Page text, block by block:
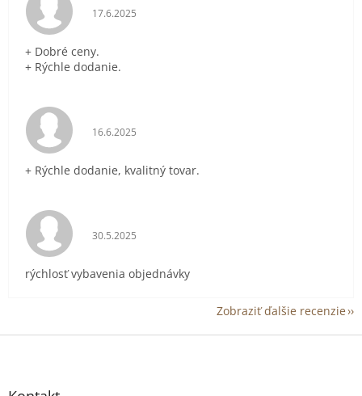
Hodnotenie obchodu je 5 z 5 hviezdičiek.
17.6.2025
+ Dobré ceny.
+ Rýchle dodanie.
Hodnotenie obchodu je 5 z 5 hviezdičiek.
16.6.2025
+ Rýchle dodanie, kvalitný tovar.
Hodnotenie obchodu je 5 z 5 hviezdičiek.
30.5.2025
rýchlosť vybavenia objednávky
Zobraziť ďalšie recenzie
Z